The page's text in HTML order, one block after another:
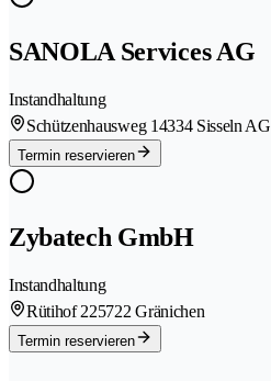
SANOLA Services AG
Instandhaltung
Schützenhausweg 14334 Sisseln AG
Termin reservieren
Zybatech GmbH
Instandhaltung
Rütihof 225722 Gränichen
Termin reservieren